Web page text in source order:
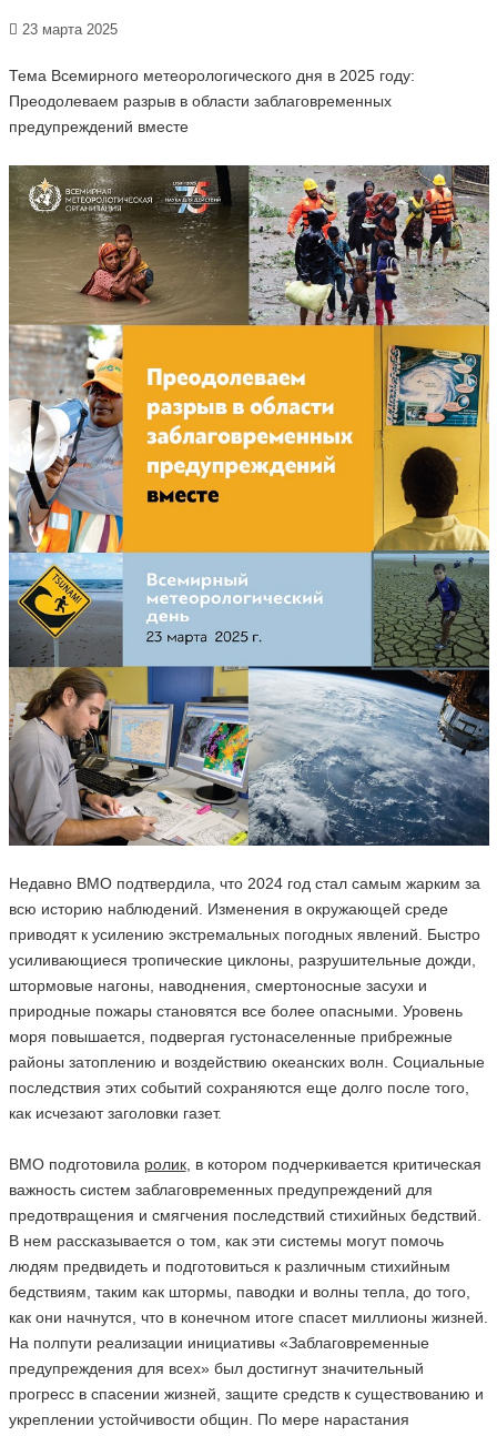
23 марта 2025
Тема Всемирного метеорологического дня в 2025 году:
Преодолеваем разрыв в области заблаговременных
предупреждений вместе
Недавно ВМО подтвердила, что 2024 год стал самым жарким за
всю историю наблюдений. Изменения в окружающей среде
приводят к усилению экстремальных погодных явлений. Быстро
усиливающиеся тропические циклоны, разрушительные дожди,
штормовые нагоны, наводнения, смертоносные засухи и
природные пожары становятся все более опасными. Уровень
моря повышается, подвергая густонаселенные прибрежные
районы затоплению и воздействию океанских волн. Социальные
последствия этих событий сохраняются еще долго после того,
как исчезают заголовки газет.
ВМО подготовила ролик, в котором подчеркивается критическая
важность систем заблаговременных предупреждений для
предотвращения и смягчения последствий стихийных бедствий.
В нем рассказывается о том, как эти системы могут помочь
людям предвидеть и подготовиться к различным стихийным
бедствиям, таким как штормы, паводки и волны тепла, до того,
как они начнутся, что в конечном итоге спасет миллионы жизней.
На полпути реализации инициативы «Заблаговременные
предупреждения для всех» был достигнут значительный
прогресс в спасении жизней, защите средств к существованию и
укреплении устойчивости общин. По мере нарастания